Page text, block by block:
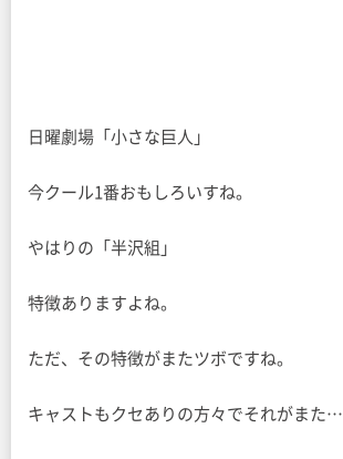
日曜劇場「小さな巨人」
今クール1番おもしろいすね。
やはりの「半沢組」
特徴ありますよね。
ただ、その特徴がまたツボですね。
キャストもクセありの方々でそれがまた…